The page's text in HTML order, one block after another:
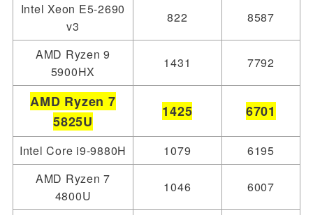
Intel Xeon E5-2690
v3
822 8587
AMD Ryzen 9
5900HX
1431 7792
AMD Ryzen 7
5825U
1425 6701
Intel Core i9-9880H 1079
6195
AMD Ryzen 7
4800U
1046 6007